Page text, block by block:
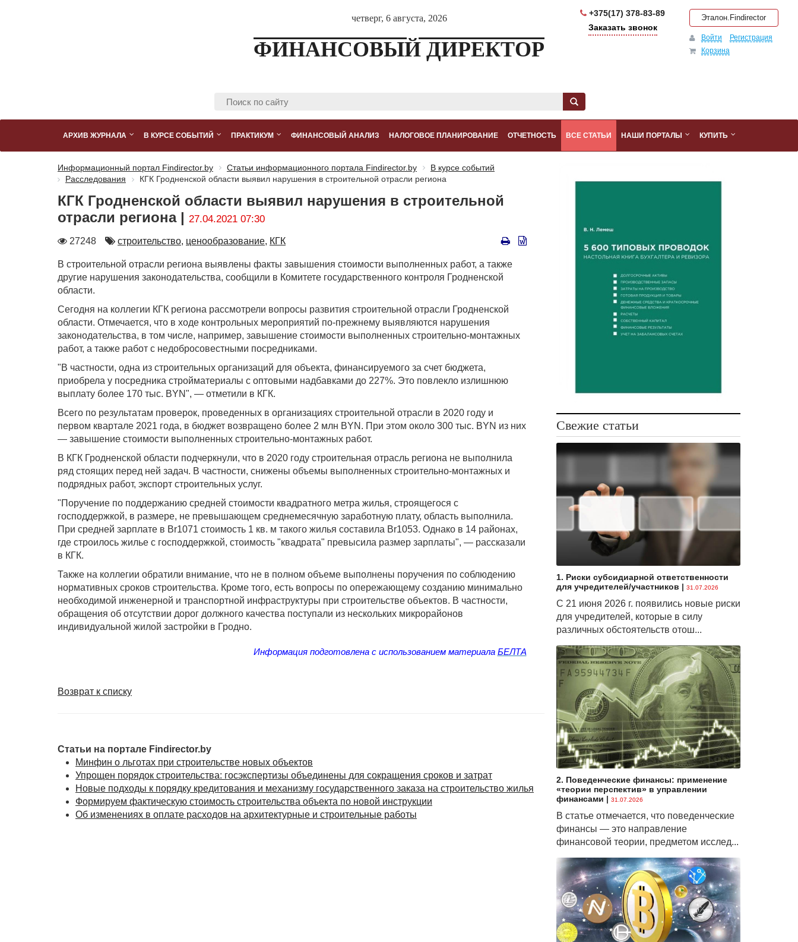
четверг, 6 августа, 2026
ФИНАНСОВЫЙ ДИРЕКТОР
+375(17) 378-83-89
Заказать звонок
Эталон.Findirector
Войти
Регистрация
Корзина
АРХИВ ЖУРНАЛА В КУРСЕ СОБЫТИЙ ПРАКТИКУМ ФИНАНСОВЫЙ АНАЛИЗ НАЛОГОВОЕ ПЛАНИРОВАНИЕ ОТЧЕТНОСТЬ ВСЕ СТАТЬИ НАШИ ПОРТАЛЫ КУПИТЬ
Информационный портал Findirector.by Статьи информационного портала Findirector.by
В курсе событий
Расследования
КГК Гродненской области выявил нарушения в строительной отрасли региона
КГК Гродненской области выявил нарушения в строительной
отрасли региона | 27.04.2021 07:30
Количество
27248 Автор
строительство, ценообразование, КГК
В строительной отрасли региона выявлены факты завышения стоимости выполненных работ, а также
другие нарушения законодательства, сообщили в Комитете государственного контроля Гродненской
области.
Сегодня на коллегии КГК региона рассмотрели вопросы развития строительной отрасли Гродненской
области. Отмечается, что в ходе контрольных мероприятий по-прежнему выявляются нарушения
законодательства, в том числе, например, завышение стоимости выполненных строительно-монтажных
работ, а также работ с недобросовестными посредниками.
"В частности, одна из строительных организаций для объекта, финансируемого за счет бюджета,
приобрела у посредника стройматериалы с оптовыми надбавками до 227%. Это повлекло излишнюю
выплату более 170 тыс. BYN", — отметили в КГК.
Всего по результатам проверок, проведенных в организациях строительной отрасли в 2020 году и
первом квартале 2021 года, в бюджет возвращено более 2 млн BYN. При этом около 300 тыс. BYN из них
— завышение стоимости выполненных строительно-монтажных работ.
В КГК Гродненской области подчеркнули, что в 2020 году строительная отрасль региона не выполнила
ряд стоящих перед ней задач. В частности, снижены объемы выполненных строительно-монтажных и
подрядных работ, экспорт строительных услуг.
"Поручение по поддержанию средней стоимости квадратного метра жилья, строящегося с
господдержкой, в размере, не превышающем среднемесячную заработную плату, область выполнила.
При средней зарплате в Br1071 стоимость 1 кв. м такого жилья составила Br1053. Однако в 14 районах,
где строилось жилье с господдержкой, стоимость "квадрата" превысила размер зарплаты", — рассказали
в КГК.
Также на коллегии обратили внимание, что не в полном объеме выполнены поручения по соблюдению
нормативных сроков строительства. Кроме того, есть вопросы по опережающему созданию минимально
необходимой инженерной и транспортной инфраструктуры при строительстве объектов. В частности,
обращения об отсутствии дорог должного качества поступали из нескольких микрорайонов
индивидуальной жилой застройки в Гродно.
Информация подготовлена с использованием материала БЕЛТА
Возврат к списку
Статьи на портале Findirector.by
Минфин о льготах при строительстве новых объектов
Упрощен порядок строительства: госэкспертизы объединены для сокращения сроков и затрат
Новые подходы к порядку кредитования и механизму государственного заказа на строительство жилья
Формируем фактическую стоимость строительства объекта по новой инструкции
Об изменениях в оплате расходов на архитектурные и строительные работы
Свежие статьи
1. Риски субсидиарной ответственности
для учредителей/участников | 31.07.2026
С 21 июня 2026 г. появились новые риски
для учредителей, которые в силу
различных обстоятельств отош...
2. Поведенческие финансы: применение
«теории перспектив» в управлении
финансами | 31.07.2026
В статье отмечается, что поведенческие
финансы — это направление
финансовой теории, предметом исслед...